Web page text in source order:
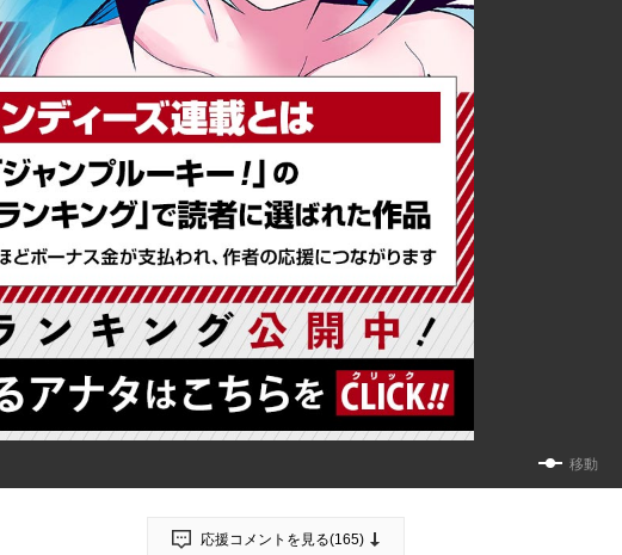
移動
応援コメントを見る(165)